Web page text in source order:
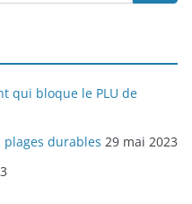
qui bloque le PLU de
durables 29 mai 2023